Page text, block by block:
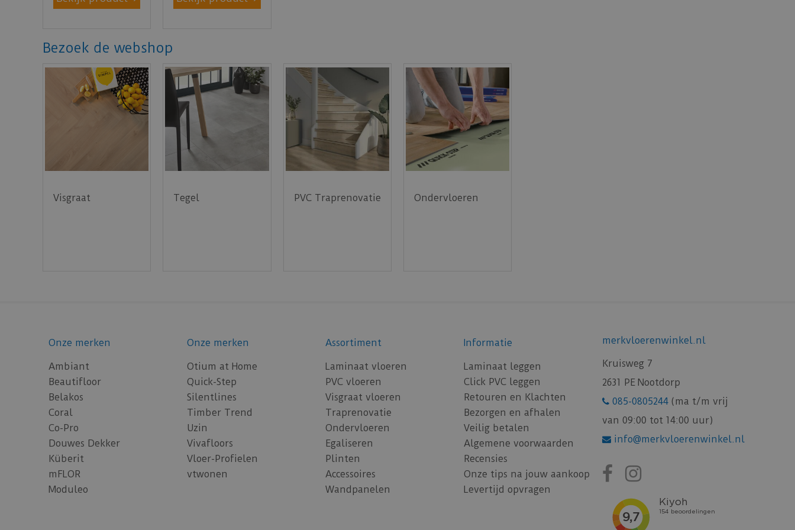
Bezoek de webshop
Visgraat Tegel PVC Traprenovatie Ondervloeren
Onze merken
Ambiant
Beautifloor
Belakos
Coral
Co-Pro
Douwes Dekker
Küberit
mFLOR
Moduleo
Onze merken
Otium at Home
Quick-Step
Silentlines
Timber Trend
Uzin
Vivafloors
Vloer-Profielen
vtwonen
Assortiment
Laminaat vloeren
PVC vloeren
Visgraat vloeren
Traprenovatie
Ondervloeren
Egaliseren
Plinten
Accessoires
Wandpanelen
Informatie
Laminaat leggen
Click PVC leggen
Retouren en Klachten
Bezorgen en afhalen
Veilig betalen
Algemene voorwaarden
Recensies
Onze tips na jouw aankoop
Levertijd opvragen
merkvloerenwinkel.nl
Kruisweg 7
2631 PE Nootdorp
085-0805244 (ma t/m vrij
van 09:00 tot 14:00 uur)
info@merkvloerenwinkel.nl